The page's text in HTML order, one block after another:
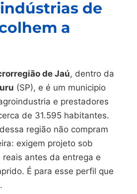
de
a
de Jaú, dentro da
(SP), e é um municipio
e prestadores
de 31.595 habitantes.
região não compram
exigem projeto sob
antes da entrega e
É para esse perfil que